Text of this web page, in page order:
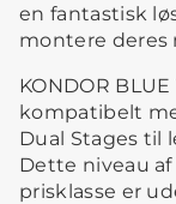
en fantastisk
montere deres
KONDOR
kompatibelt
Dual Stages til
Dette niveau
prisklasse er